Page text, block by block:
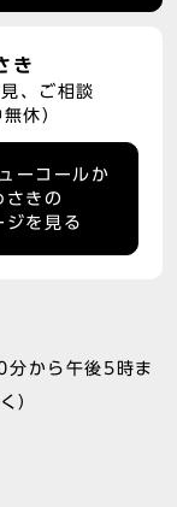
き
、ご相談
休）
ーコールか
さきの
ジを見る
分から午後5時ま
）